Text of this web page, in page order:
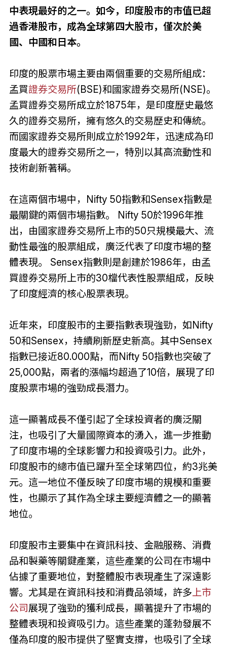
中表現最好的之一。如今，印度股市的市值已超
過香港股市，成為全球第四大股市，僅次於美
國、中國和日本。
印度的股票市場主要由兩個重要的交易所組成：
孟買證券交易所(BSE)和國家證券交易所(NSE)。
孟買證券交易所成立於1875年，是印度歷史最悠
久的證券交易所，擁有悠久的交易歷史和傳統。
而國家證券交易所則成立於1992年，迅速成為印
度最大的證券交易所之一，特別以其高流動性和
技術創新著稱。
在這兩個市場中，Nifty 50指數和Sensex指數是
最關鍵的兩個市場指數。 Nifty 50於1996年推
出，由國家證券交易所上市的50只規模最大、流
動性最強的股票組成，廣泛代表了印度市場的整
體表現。 Sensex指數則是創建於1986年，由孟
買證券交易所上市的30檔代表性股票組成，反映
了印度經濟的核心股票表現。
近年來，印度股市的主要指數表現強勁，如Nifty
50和Sensex，持續刷新歷史新高。其中Sensex
指數已接近80.000點，而Nifty 50指數也突破了
25,000點，兩者的漲幅均超過了10倍，展現了印
度股票市場的強勁成長潛力。
這一顯著成長不僅引起了全球投資者的廣泛關
注，也吸引了大量國際資本的湧入，進一步推動
了印度市場的全球影響力和投資吸引力。此外，
印度股市的總市值已躍升至全球第四位，約3兆美
元。這一地位不僅反映了印度市場的規模和重要
性，也顯示了其作為全球主要經濟體之一的顯著
地位。
印度股市主要集中在資訊科技、金融服務、消費
品和製藥等關鍵產業，這些產業的公司在市場中
佔據了重要地位，對整體股市表現產生了深遠影
響。尤其是在資訊科技和消費品領域，許多 上市
公司展現了強勁的獲利成長，顯著提升了市場的
整體表現和投資吸引力。這些產業的蓬勃發展不
僅為印度的股市提供了堅實支撐，也吸引了全球